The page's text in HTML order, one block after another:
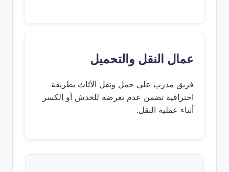
عمال النقل والتحميل
فريق مدرب على حمل ونقل الأثاث بطريقة
احترافية تضمن عدم تعرضه للخدش أو الكسر
أثناء عملية النقل.